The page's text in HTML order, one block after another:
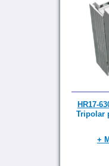
HR17-
Tripolar
+